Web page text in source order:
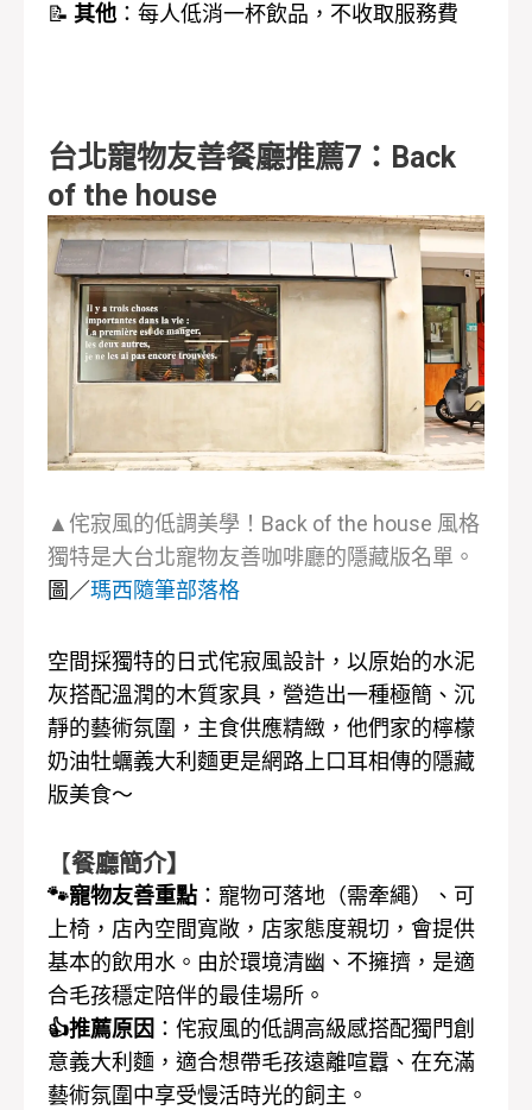
📝 其他 ：每人低消一杯飲品，不收取服務費
台北寵物友善餐廳推薦7：Back
of the house
▲侘寂風的低調美學！Back of the house 風格
獨特是大台北寵物友善咖啡廳的隱藏版名單。
圖／瑪西隨筆部落格
空間採獨特的日式侘寂風設計，以原始的水泥
灰搭配溫潤的木質家具，營造出一種極簡、沉
靜的藝術氛圍，主食供應精緻，他們家的檸檬
奶油牡蠣義大利麵更是網路上口耳相傳的隱藏
版美食～
【餐廳簡介】
🐾寵物友善重點 ：寵物可落地（需牽繩）、可
上椅，店內空間寬敞，店家態度親切，會提供
基本的飲用水。由於環境清幽、不擁擠，是適
合毛孩穩定陪伴的最佳場所。
👍推薦原因 ：侘寂風的低調高級感搭配獨門創
意義大利麵，適合想帶毛孩遠離喧囂、在充滿
藝術氛圍中享受慢活時光的飼主。